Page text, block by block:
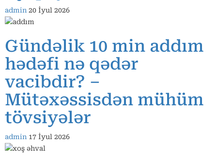
admin 20 İyul 2026
Gündəlik 10 min addım
hədəfi nə qədər
vacibdir? –
Mütəxəssisdən mühüm
tövsiyələr
admin 17 İyul 2026